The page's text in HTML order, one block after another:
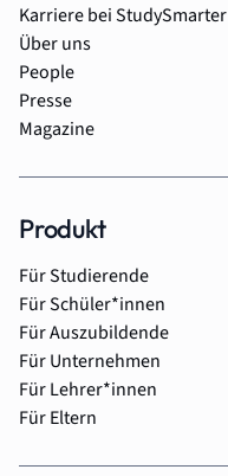
Karriere bei StudySmarter
Über uns
People
Presse
Magazine
Produkt
Für Studierende
Für Schüler*innen
Für Auszubildende
Für Unternehmen
Für Lehrer*innen
Für Eltern